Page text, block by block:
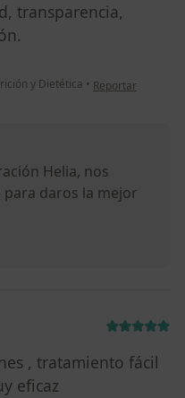
transparencia,
y Dietética • en opinión del
Reportar
Helia, nos
daros la mejor
, tratamiento fácil
eficaz